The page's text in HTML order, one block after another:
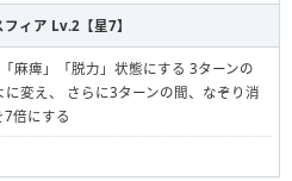
ィア Lv.2【星7】
麻痺」「脱力」状態にする 3ターンの
変え、 さらに3ターンの間、なぞり消
倍にする